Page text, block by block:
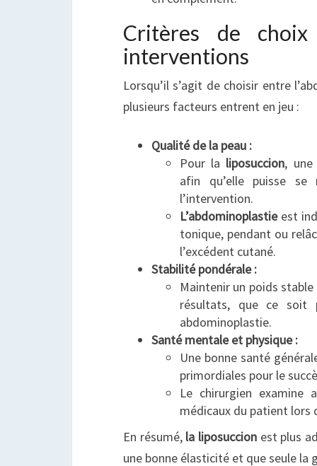
Critères de
interventions
Lorsqu’il s’agit de choisir entre
plusieurs facteurs entrent en jeu :
Qualité de la peau :
Pour la liposuccion, une
afin qu’elle puisse se
l’intervention.
L’abdominoplastieest
tonique, pendant ou
l’excédent cutané.
Stabilité pondérale :
Maintenir un poids
résultats, que ce soit
abdominoplastie.
Santé mentale et physique :
Une bonne santé
primordiales pour le
Le chirurgien examine
médicaux du patient lors
En résumé, la liposuccionest plus
une bonne élasticité et que seule la